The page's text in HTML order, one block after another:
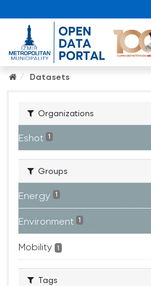
Datasets
Organizations
Eshot 1
Groups
Energy 1
Environment 1
Mobility 1
Tags